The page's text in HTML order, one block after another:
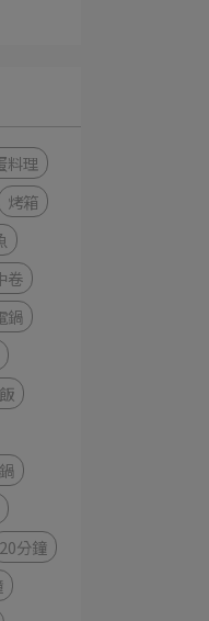
料理
烤箱
卷
鍋
20分鐘